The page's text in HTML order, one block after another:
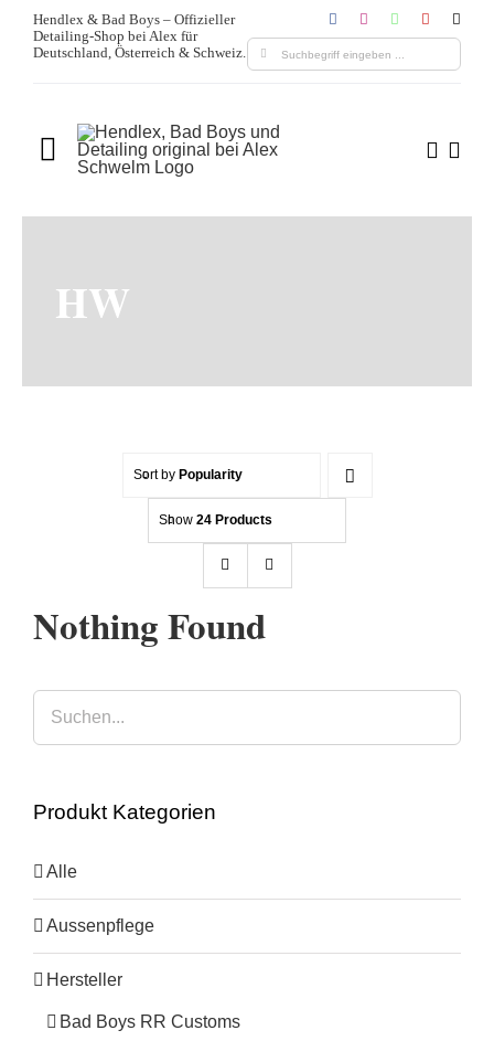
Zum
Inhalt
Hendlex & Bad Boys – Offizieller
Detailing-Shop bei Alex für
Deutschland, Österreich & Schweiz. Suche
Toggle
Home
Blogs & Media
HW
Sort by Popularity
Show 24 Products
Nothing Found
Produkt Kategorien
Alle
Aussenpflege
Hersteller
Bad Boys RR Customs